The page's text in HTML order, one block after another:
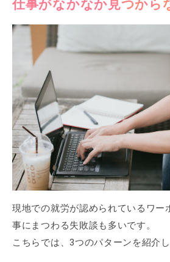
仕事がなかなか見つから
現地での就労が認められているワー
事にまつわる失敗談も多いです。
こちらでは、3つのパターンを紹介し